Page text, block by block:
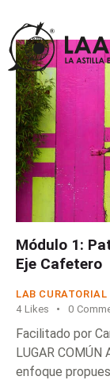
Módulo 1:
Eje Cafetero
LAB CURATORIAL
4 Likes 0
Facilitado por
LUGAR
enfoque